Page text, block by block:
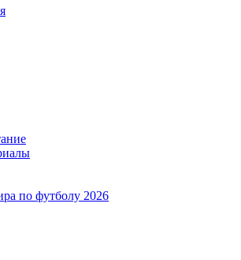
по футболу 2026